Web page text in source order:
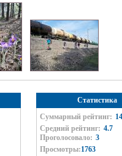
Статистика
Суммарный рейтинг: 14
Средний рейтинг: 4.7
Проголосовало: 3
Просмотры:1763